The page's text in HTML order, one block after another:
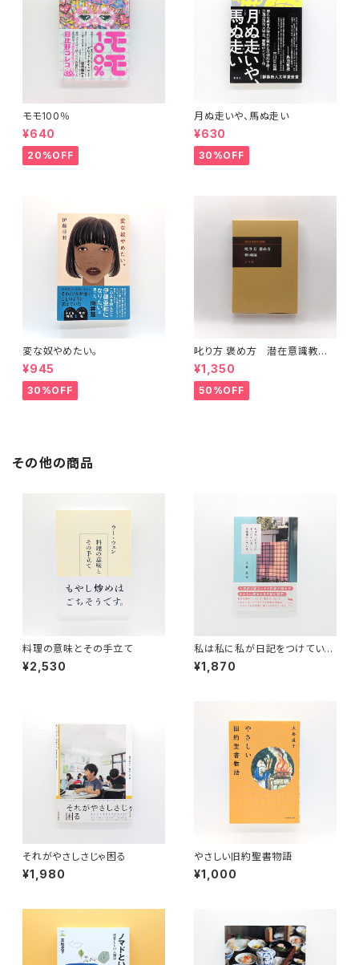
モモ100％
¥640
20%OFF
月ぬ走いや、馬ぬ走い
¥630
30%OFF
変な奴やめたい。
¥945
30%OFF
叱り方 褒め方 潜在意識教育
法叢書
¥1,350
50%OFF
その他の商品
料理の意味とその手立て
¥2,530
私は私に私が日記をつけている
ことを秘密にしている
¥1,870
それがやさしさじゃ困る
¥1,980
やさしい旧約聖書物語
¥1,000